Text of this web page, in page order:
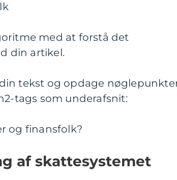
med at forstå det
din artikel.
tekst og opdage
tags som underafsnit:
og finansfolk?
af skattesystemet